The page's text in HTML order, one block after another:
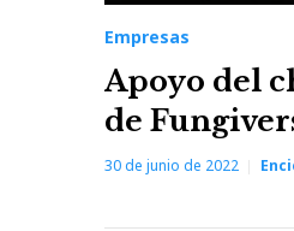
Empresas
Apoyo del
de
30 de junio de 2022